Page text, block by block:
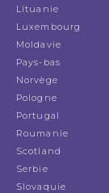
Lituanie
Luxembourg
Moldavie
Pays-bas
Norvège
Pologne
Portugal
Roumanie
Scotland
Serbie
Slovaquie